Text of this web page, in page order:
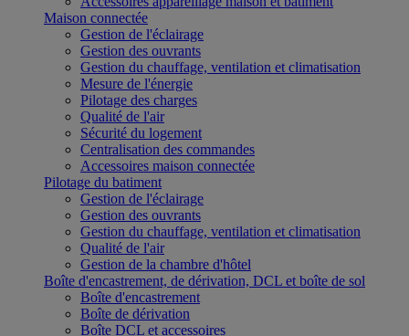
Maison connectée
Gestion de l'éclairage
Gestion des ouvrants
Gestion du chauffage, ventilation et climatisation
Mesure de l'énergie
Pilotage des charges
Qualité de l'air
Sécurité du logement
Centralisation des commandes
Accessoires maison connectée
Pilotage du batiment
Gestion de l'éclairage
Gestion des ouvrants
Gestion du chauffage, ventilation et climatisation
Qualité de l'air
Gestion de la chambre d'hôtel
Boîte d'encastrement, de dérivation, DCL et boîte de sol
Boîte d'encastrement
Boîte de dérivation
Boîte DCL et accessoires